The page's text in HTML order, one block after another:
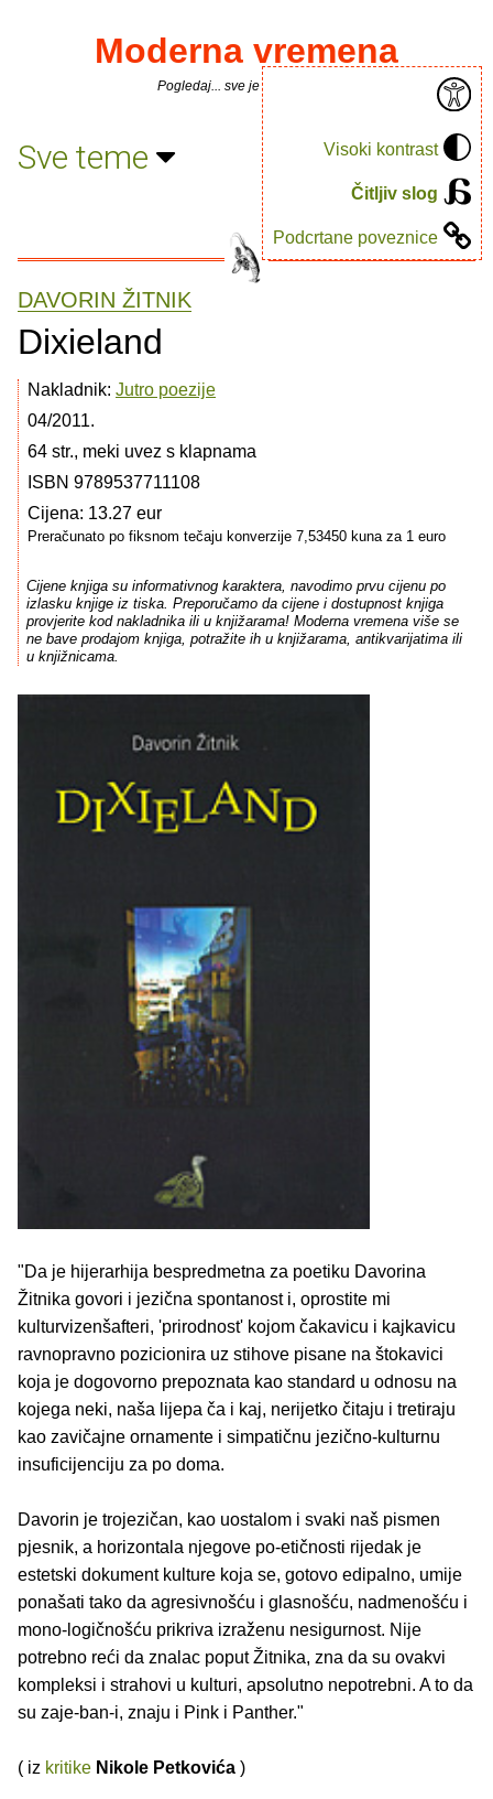
Visoki kontrast
Čitljiv slog
Podcrtane poveznice
Moderna vremena
Pogledaj... sve je puno knjiga.
Sve teme
DAVORIN ŽITNIK
Dixieland
Nakladnik: Jutro poezije
04/2011.
64 str., meki uvez s klapnama
ISBN 9789537711108
Cijena: 13.27 eur
Preračunato po fiksnom tečaju konverzije 7,53450 kuna za 1 euro
Cijene knjiga su informativnog karaktera, navodimo prvu cijenu po
izlasku knjige iz tiska. Preporučamo da cijene i dostupnost knjiga
provjerite kod nakladnika ili u knjižarama! Moderna vremena više se
ne bave prodajom knjiga, potražite ih u knjižarama, antikvarijatima ili
u knjižnicama.
"Da je hijerarhija bespredmetna za poetiku Davorina
Žitnika govori i jezična spontanost i, oprostite mi
kulturvizenšafteri, 'prirodnost' kojom čakavicu i kajkavicu
ravnopravno pozicionira uz stihove pisane na štokavici
koja je dogovorno prepoznata kao standard u odnosu na
kojega neki, naša lijepa ča i kaj, nerijetko čitaju i tretiraju
kao zavičajne ornamente i simpatičnu jezično-kulturnu
insuficijenciju za po doma.
Davorin je trojezičan, kao uostalom i svaki naš pismen
pjesnik, a horizontala njegove po-etičnosti rijedak je
estetski dokument kulture koja se, gotovo edipalno, umije
ponašati tako da agresivnošću i glasnošću, nadmenošću i
mono-logičnošću prikriva izraženu nesigurnost. Nije
potrebno reći da znalac poput Žitnika, zna da su ovakvi
kompleksi i strahovi u kulturi, apsolutno nepotrebni. A to da
su zaje-ban-i, znaju i Pink i Panther."
( iz kritike Nikole Petkovića )